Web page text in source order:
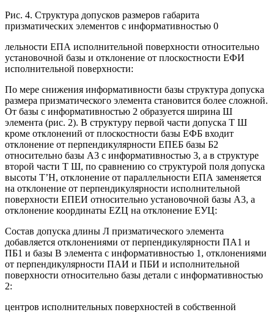
Рис. 4. Структура допусков размеров габарита
призматических элементов с информативностью 0
лельности ЕПА исполнительной поверхности относительно
установочной базы и отклонение от плоскостности ЕФИ
исполнительной поверхности:
По мере снижения информативности базы структура допуска
размера призматического элемента становится более сложной.
От базы с информативностью 2 образуется ширина Ш
элемента (рис. 2). В структуру первой части допуска Т Ш
кроме отклонений от плоскостности базы ЕФБ входит
отклонение от перпендикулярности ЕПЕБ базы Б2
относительно базы А3 с информативностью 3, а в структуре
второй части Т Ш, по сравнению со структурой поля допуска
высоты Т’Н, отклонение от параллельности ЕПА заменяется
на отклонение от перпендикулярности исполнительной
поверхности ЕПЕИ относительно установочной базы А3, а
отклонение координаты ЕZЦ на отклонение ЕУЦ:
Состав допуска длины Л призматического элемента
добавляется отклонениями от перпендикулярности ПА1 и
ПБ1 и базы В элемента с информативностью 1, отклонениями
от перпендикулярности ПАИ и ПБИ и исполнительной
поверхности относительно базы детали с информативностью
2:
центров исполнительных поверхностей в собственной